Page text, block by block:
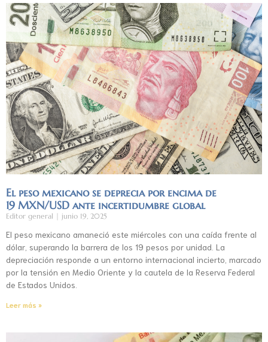
El peso mexicano se deprecia por encima de
19 MXN/USD ante incertidumbre global
Editor general junio 19, 2025
El peso mexicano amaneció este miércoles con una caída frente al
dólar, superando la barrera de los 19 pesos por unidad. La
depreciación responde a un entorno internacional incierto, marcado
por la tensión en Medio Oriente y la cautela de la Reserva Federal
de Estados Unidos.
Leer más »